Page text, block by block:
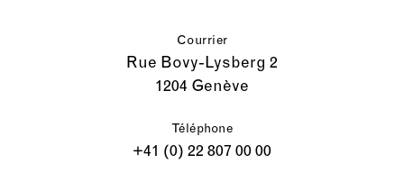
Courrier
Rue Bovy-Lysberg 2
1204 Genève
Téléphone
+41 (0) 22 807 00 00